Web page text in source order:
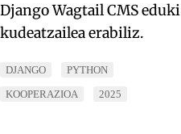
Django Wagtail CMS eduki
kudeatzailea erabiliz.
DJANGO
PYTHON
KOOPERAZIOA
2025